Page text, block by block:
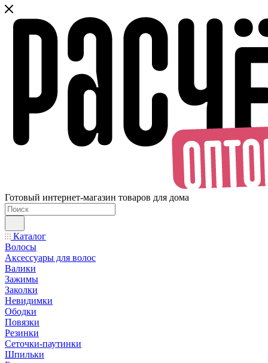
Готовый интернет-магазин товаров для дома
Каталог
Волосы
Аксессуары для волос
Валики
Зажимы
Заколки
Невидимки
Ободки
Повязки
Резинки
Сеточки-паутинки
Шпильки